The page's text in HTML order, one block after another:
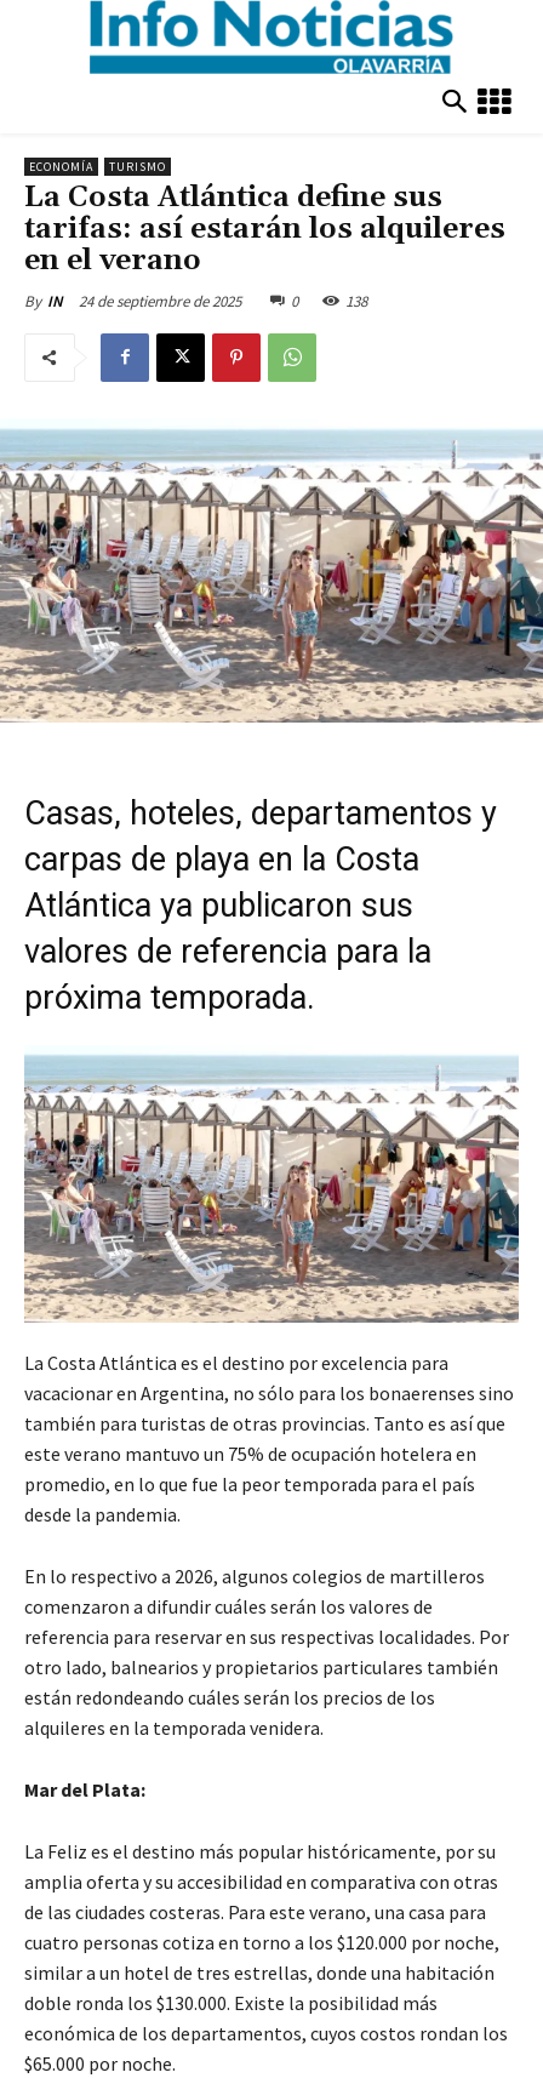
ECONOMÍA TURISMO
La Costa Atlántica define sus
tarifas: así estarán los alquileres
en el verano
By IN 24 de septiembre de 2025 0 138
Casas, hoteles, departamentos y
carpas de playa en la Costa
Atlántica ya publicaron sus
valores de referencia para la
próxima temporada.
La Costa Atlántica es el destino por excelencia para
vacacionar en Argentina, no sólo para los bonaerenses sino
también para turistas de otras provincias. Tanto es así que
este verano mantuvo un 75% de ocupación hotelera en
promedio, en lo que fue la peor temporada para el país
desde la pandemia.
En lo respectivo a 2026, algunos colegios de martilleros
comenzaron a difundir cuáles serán los valores de
referencia para reservar en sus respectivas localidades. Por
otro lado, balnearios y propietarios particulares también
están redondeando cuáles serán los precios de los
alquileres en la temporada venidera.
Mar del Plata:
La Feliz es el destino más popular históricamente, por su
amplia oferta y su accesibilidad en comparativa con otras
de las ciudades costeras. Para este verano, una casa para
cuatro personas cotiza en torno a los $120.000 por noche,
similar a un hotel de tres estrellas, donde una habitación
doble ronda los $130.000. Existe la posibilidad más
económica de los departamentos, cuyos costos rondan los
$65.000 por noche.